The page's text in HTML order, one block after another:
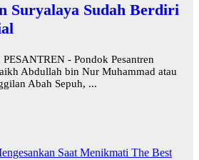
Suryalaya Sudah Berdiri
- Pondok Pesantren
Abdullah bin Nur Muhammad atau
Abah Sepuh, ...